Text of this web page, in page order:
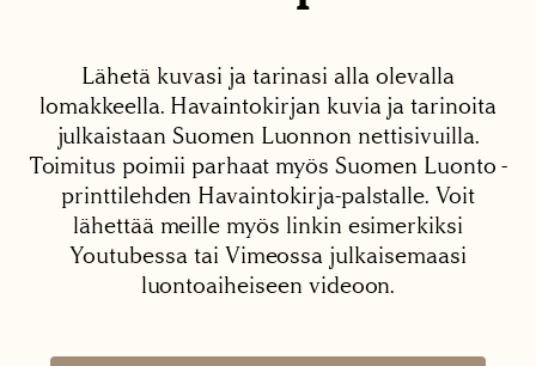
Lähetä kuvasi ja tarinasi alla olevalla
lomakkeella. Havaintokirjan kuvia ja tarinoita
julkaistaan Suomen Luonnon nettisivuilla.
Toimitus poimii parhaat myös Suomen Luonto -
printtilehden Havaintokirja-palstalle. Voit
lähettää meille myös linkin esimerkiksi
Youtubessa tai Vimeossa julkaisemaasi
luontoaiheiseen videoon.